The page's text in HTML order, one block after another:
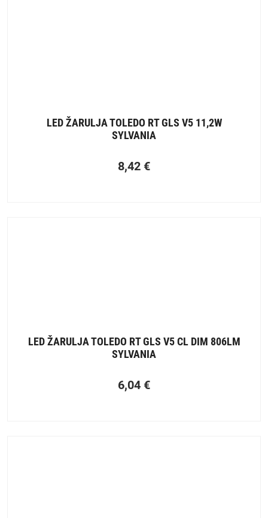
LED ŽARULJA TOLEDO RT GLS V5 11,2W
SYLVANIA
8,42 €
LED ŽARULJA TOLEDO RT GLS V5 CL DIM 806LM
SYLVANIA
6,04 €